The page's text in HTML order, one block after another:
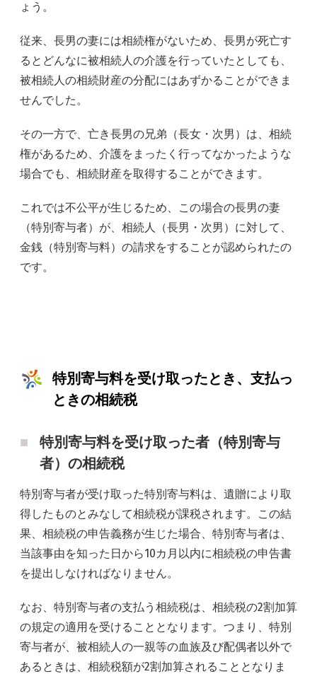
ょう。
従来、長男の妻には相続権がないため、長男が死亡す
るとどんなに被相続人の介護を行っていたとしても、
被相続人の相続財産の分配にはあずかることができま
せんでした。
その一方で、亡き長男の兄弟（長女・次男）は、相続
権があるため、介護をまったく行ってなかったような
場合でも、相続財産を取得することができます。
これでは不公平が生じるため、この場合の長男の妻
（特別寄与者）が、相続人（長男・次男）に対して、
金銭（特別寄与料）の請求をすることが認められたの
です。
特別寄与料を受け取ったとき、支払っ
ときの相続税
特別寄与料を受け取った者（特別寄与
者）の相続税
特別寄与者が受け取った特別寄与料は、遺贈により取
得したものとみなして相続税が課税されます。この結
果、相続税の申告義務が生じた場合、特別寄与者は、
当該事由を知った日から10カ月以内に相続税の申告書
を提出しなければなりません。
なお、特別寄与者の支払う相続税は、相続税の2割加算
の規定の適用を受けることとなります。つまり、特別
寄与者が、被相続人の一親等の血族及び配偶者以外で
あるときは、相続税額が2割加算されることとなりま